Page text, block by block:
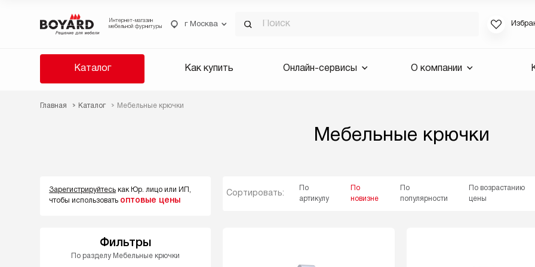
Интернет-магазин
мебельной фурнитуры
г Москва
Каталог Как купить Онлайн-сервисы О компании
Главная Каталог Мебельные крючки
Мебельные крючки
Зарегистрируйтесь как Юр. лицо или ИП,
чтобы использовать оптовые цены
Сортировать:
По
артикулу
По
новизне
По
популярности
По возрастанию
цены
Фильтры
По разделу Мебельные крючки
Если вы
для смены